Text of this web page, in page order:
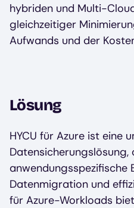
hybriden und Multi-
gleichzeitiger
Aufwands und der
Lösung
HYCU für Azure ist eine
Datensicherungslösung,
anwendungsspezifische
Datenmigration und
für Azure-Workloads